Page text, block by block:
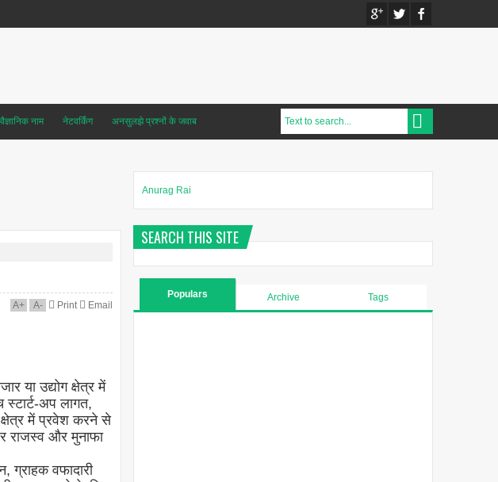
वैज्ञानिक नाम नेटवर्किंग अनसुलझे प्रश्नों के जवाब
A+ A- Print Email
या उद्योग क्षेत्र में
अप लागत,
क्षेत्र में प्रवेश करने से
राजस्व और मुनाफा
ग्राहक वफादारी
Anurag Rai
SEARCH THIS SITE
Populars Archive Tags